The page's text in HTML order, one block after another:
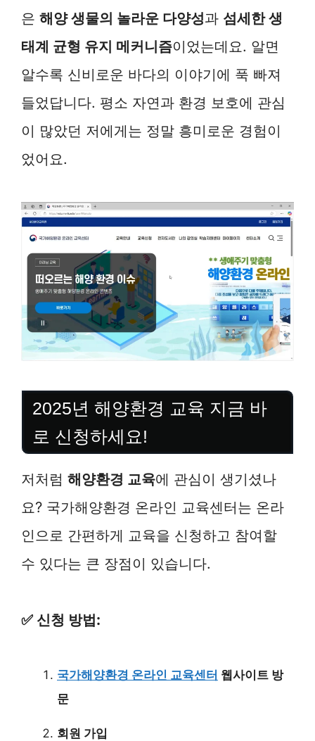
은 해양 생물의 놀라운 다양성과 섬세한 생
태계 균형 유지 메커니즘이었는데요. 알면
알수록 신비로운 바다의 이야기에 푹 빠져
들었답니다. 평소 자연과 환경 보호에 관심
이 많았던 저에게는 정말 흥미로운 경험이
었어요.
2025년 해양환경 교육 지금 바
로 신청하세요!
저처럼 해양환경 교육에 관심이 생기셨나
요? 국가해양환경 온라인 교육센터는 온라
인으로 간편하게 교육을 신청하고 참여할
수 있다는 큰 장점이 있습니다.
✅ 신청 방법:
국가해양환경 온라인 교육센터 웹사이트 방
문
회원 가입